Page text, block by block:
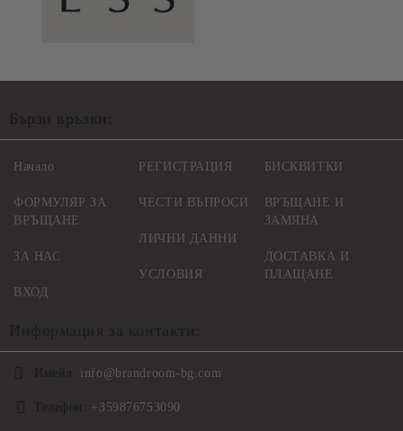
Начало
ФОРМУЛЯР ЗА
ВРЪЩАНЕ
ЗА НАС
ВХОД
РЕГИСТРАЦИЯ
ЧЕСТИ ВЪПРОСИ
ЛИЧНИ ДАННИ
УСЛОВИЯ
БИСКВИТКИ
ВРЪЩАНЕ И
ЗАМЯНА
ДОСТАВКА И
ПЛАЩАНЕ
info@brandroom-bg.com
+359876753090